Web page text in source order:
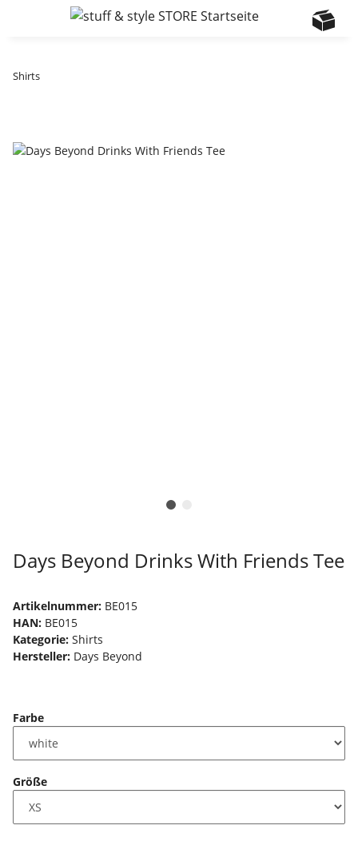
Shirts
Days Beyond Drinks With Friends Tee
Artikelnummer: BE015
HAN: BE015
Kategorie: Shirts
Hersteller: Days Beyond
Farbe
Größe